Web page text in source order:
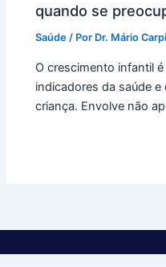
quando se
Saúde / Por Dr. Mário
O crescimento infantil
indicadores da saúde
criança. Envolve não